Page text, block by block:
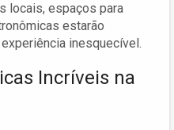
locais, espaços para
estarão
inesquecível.
Incríveis na